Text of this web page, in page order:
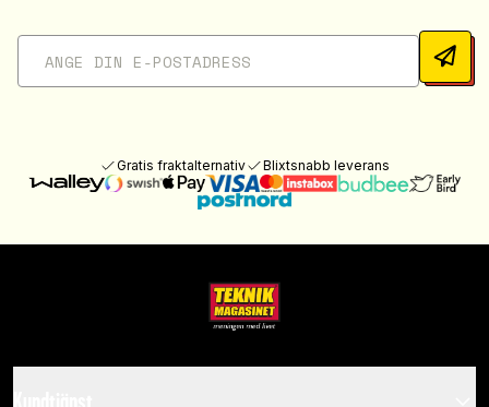
Gratis fraktalternativ Blixtsnabb leverans